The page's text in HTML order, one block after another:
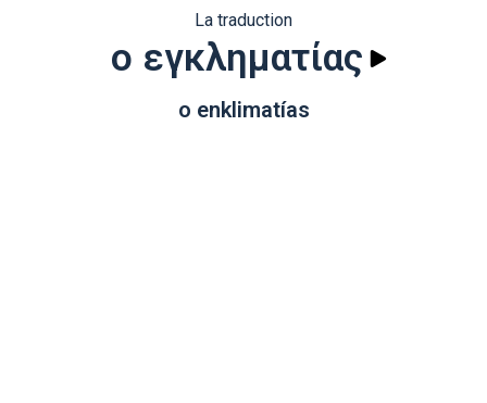
La traduction
ο εγκληματίας
o enklimatías